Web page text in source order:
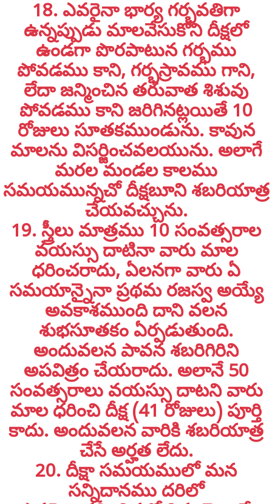
18. ఎవరైనా భార్య గర్భవతిగా
ఉన్నప్పుడు మాలవేసుకొని దీక్షలో
ఉండగా పొరపాటున గర్భము
పోవడము కాని, గర్భస్రావము గాని,
లేదా జన్మించిన తరువాత శిశువు
పోవడము కాని జరిగినట్లయితే 10
రోజులు సూతకముండును. కావున
మాలను విసర్జించవలయును. అలాగే
మరల మండల కాలము
సమయమున్నచో దీక్షబూని శబరియాత్ర
చేయవచ్చును.
19. స్త్రీలు మాత్రము 10 సంవత్సరాల
వయస్సు దాటినా వారు మాల
ధరించరాదు, ఏలనగా వారు ఏ
సమయాన్నైనా ప్రథమ రజస్వ అయ్యే
అవకాశముంది దాని వలన
శుభసూతకం ఏర్పడుతుంది.
అందువలన పావన శబరిగిరిని
అపవిత్రం చేయరాదు. అలానే 50
సంవత్సరాలు వయస్సు దాటని వారు
మాల ధరించి దీక్ష (41 రోజులు) పూర్తి
కాదు. అందువలన వారికి శబరియాత్ర
చేసే అర్హత లేదు.
20. దీక్షా సమయములో మన
సన్నిదానము దరిలో